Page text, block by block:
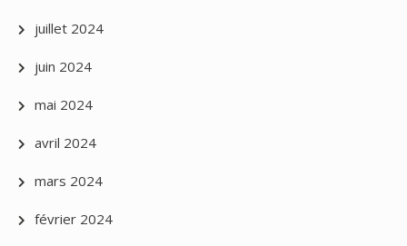
juillet 2024
juin 2024
mai 2024
avril 2024
mars 2024
février 2024